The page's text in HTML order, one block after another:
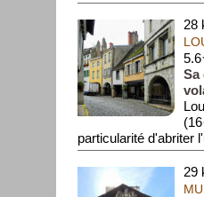
28
Sa
particularité d'abriter
29